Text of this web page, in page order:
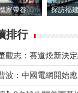
父親節民眾攜家帶眷出遊
排行
觀志：賽道煥新決